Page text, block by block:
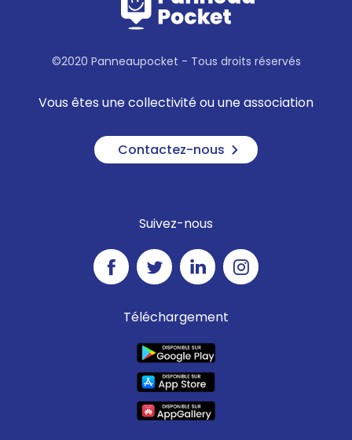
©2020 Panneaupocket - Tous droits réservés
Vous êtes une collectivité ou une association
Contactez-nous
Suivez-nous
Téléchargement